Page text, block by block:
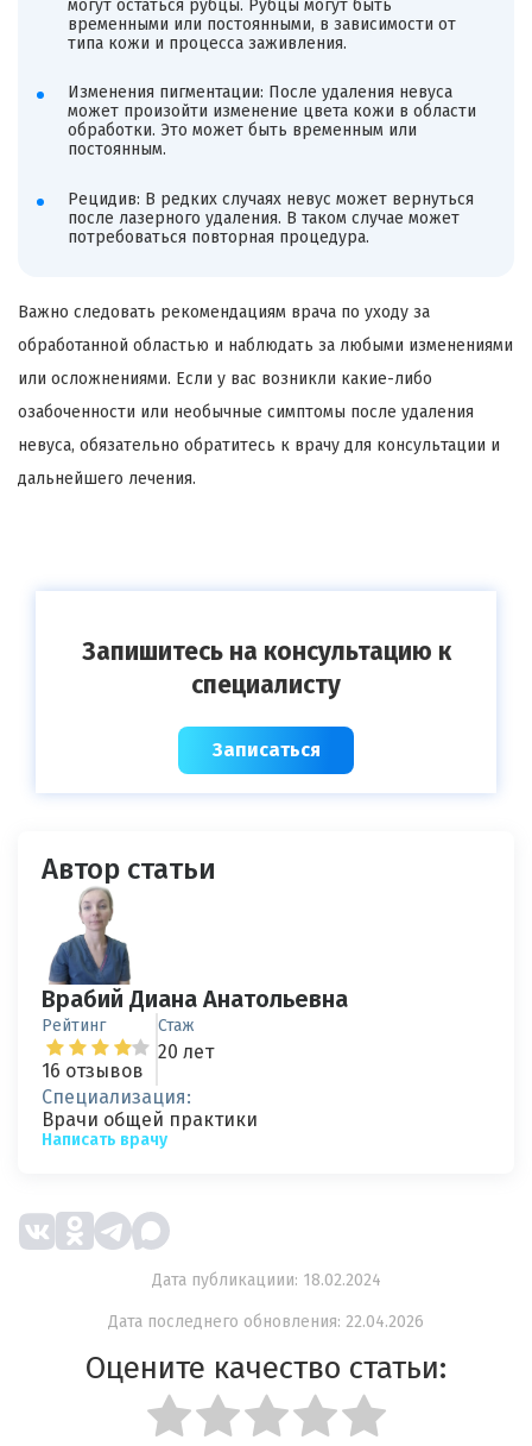
могут остаться рубцы. Рубцы могут быть
временными или постоянными, в зависимости от
типа кожи и процесса заживления.
Изменения пигментации: После удаления невуса
может произойти изменение цвета кожи в области
обработки. Это может быть временным или
постоянным.
Рецидив: В редких случаях невус может вернуться
после лазерного удаления. В таком случае может
потребоваться повторная процедура.
Важно следовать рекомендациям врача по уходу за
обработанной областью и наблюдать за любыми изменениями
или осложнениями. Если у вас возникли какие-либо
озабоченности или необычные симптомы после удаления
невуса, обязательно обратитесь к врачу для консультации и
дальнейшего лечения.
Запишитесь на консультацию к
специалисту
Записаться
Автор статьи
Врабий Диана Анатольевна
Рейтинг
16 отзывов
Стаж
20 лет
Специализация:
Врачи общей практики
Написать врачу
Дата публикациии: 18.02.2024
Дата последнего обновления: 22.04.2026
Оцените качество статьи: